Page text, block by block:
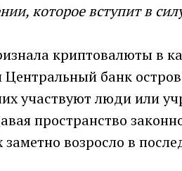
которое вступит в
криптовалюты в
банк
участвуют люди или
пространство
возросло в